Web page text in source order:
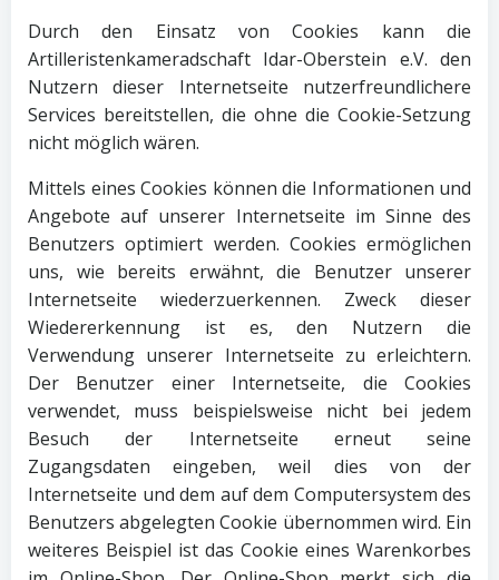
Durch den Einsatz von Cookies kann die
Artilleristenkameradschaft Idar-Oberstein e.V. den
Nutzern dieser Internetseite nutzerfreundlichere
Services bereitstellen, die ohne die Cookie-Setzung
nicht möglich wären.
Mittels eines Cookies können die Informationen und
Angebote auf unserer Internetseite im Sinne des
Benutzers optimiert werden. Cookies ermöglichen
uns, wie bereits erwähnt, die Benutzer unserer
Internetseite wiederzuerkennen. Zweck dieser
Wiedererkennung ist es, den Nutzern die
Verwendung unserer Internetseite zu erleichtern.
Der Benutzer einer Internetseite, die Cookies
verwendet, muss beispielsweise nicht bei jedem
Besuch der Internetseite erneut seine
Zugangsdaten eingeben, weil dies von der
Internetseite und dem auf dem Computersystem des
Benutzers abgelegten Cookie übernommen wird. Ein
weiteres Beispiel ist das Cookie eines Warenkorbes